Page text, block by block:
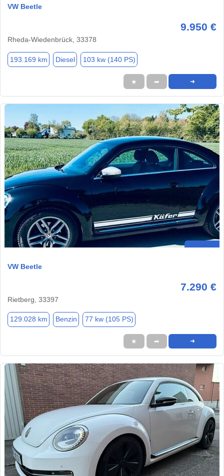
VW Beetle
9.950 €
Rheda-Wiedenbrück, 33378
193.169 km Diesel 103 kw (140 PS)
★ ➦ ➜
VW Beetle
7.290 €
Rietberg, 33397
129.028 km Benzin 77 kw (105 PS)
★ ➦ ➜